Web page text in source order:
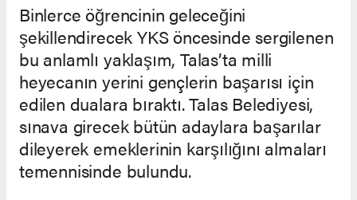
Binlerce öğrencinin geleceğini
şekillendirecek YKS öncesinde sergilenen
bu anlamlı yaklaşım, Talas’ta milli
heyecanın yerini gençlerin başarısı için
edilen dualara bıraktı. Talas Belediyesi,
sınava girecek bütün adaylara başarılar
dileyerek emeklerinin karşılığını almaları
temennisinde bulundu.